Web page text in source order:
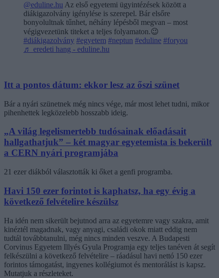
@eduline.hu Az első egyetemi ügyintézések között a
diákigazolvány igénylése is szerepel. Bár elsőre
bonyolultnak tűnhet, néhány lépésből megvan – most
végigvezetünk titeket a teljes folyamaton.😉
#diákigazolvány #egyetem #neptun #eduline #foryou
♬ eredeti hang - eduline.hu
Itt a pontos dátum: ekkor lesz az őszi szünet
Bár a nyári szünetnek még nincs vége, már most lehet tudni, mikor
pihenhettek legközelebb hosszabb ideig.
„A világ legelismertebb tudósainak előadásait
hallgathatjuk” – két magyar egyetemista is bekerült
a CERN nyári programjába
21 ezer diákból választották ki őket a genfi programba.
Havi 150 ezer forintot is kaphatsz, ha egy évig a
következő felvételire készülsz
Ha idén nem sikerült bejutnod arra az egyetemre vagy szakra, amit
kinéztél magadnak, vagy anyagi, családi okok miatt eddig nem
tudtál továbbtanulni, még nincs minden veszve. A Budapesti
Corvinus Egyetem Illyés Gyula Programja egy teljes tanéven át segít
felkészülni a következő felvételire – ráadásul havi nettó 150 ezer
forintos támogatást, ingyenes kollégiumot és mentorálást is kapsz.
Mutatjuk a részleteket.